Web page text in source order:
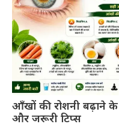
आँखों की रोशनी बढ़ाने
और जरूरी टिप्स